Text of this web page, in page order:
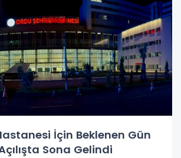
İçin Beklenen Gün
Sona Gelindi